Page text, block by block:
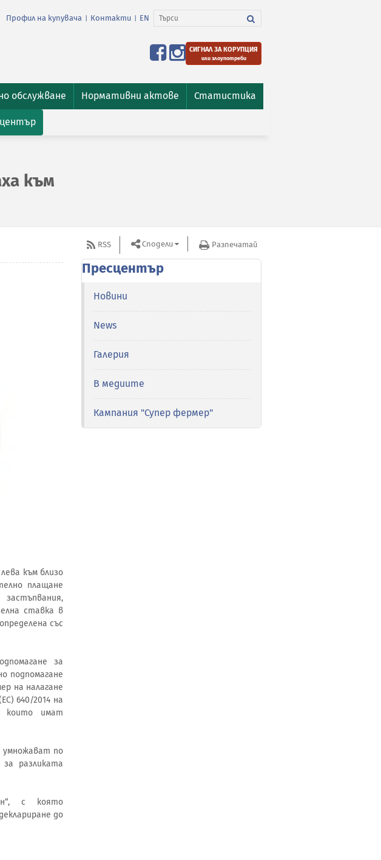
Профил на купувача Контакти EN
СИГНАЛ ЗА КОРУПЦИЯ
или злоупотреби
обслужване Нормативни актове Статистика
към
към близо
плащане
ставка в
със
за
подпомагане
на налагане
640/2014 на
които имат
умножават по
разликата
с която
до
RSS Сподели Разпечатай
Пресцентър
Новини
News
Галерия
В медиите
Кампания "Супер фермер"